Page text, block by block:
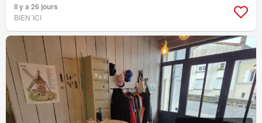
Il y a 26 jours
BIEN´ICI